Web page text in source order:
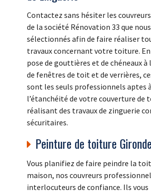
Contactez sans hésiter les
de la société Rénovation 33 que
sélectionnés afin de faire réaliser
travaux concernant votre toiture.
pose de gouttières et de chéneaux
de fenêtres de toit et de verrières,
sont les seuls professionnels aptes
l’étanchéité de votre couverture de
réalisant des travaux de zinguerie
sécuritaires.
Peinture de toiture
Vous planifiez de faire peindre la
maison, nos couvreurs
interlocuteurs de confiance. Ils vous